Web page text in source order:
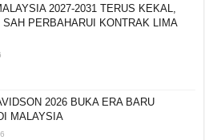
2027-2031 TERUS KEKAL,
SAH PERBAHARUI KONTRAK LIMA
2026 BUKA ERA BARU
MALAYSIA